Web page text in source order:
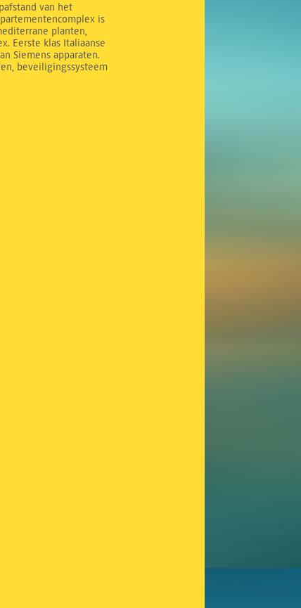
van het
is
planten,
Eerste klas Italiaanse
Siemens apparaten.
beveiligingssysteem